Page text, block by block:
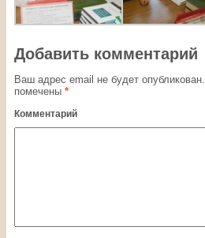
Добавить комментарий
Ваш адрес email не будет опубликован.
помечены *
Комментарий